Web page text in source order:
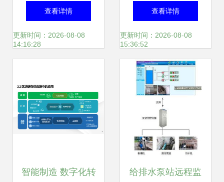
解锁涨薪秘籍，成
就技术巅峰
查看详情
更新时间：2026-08-08
14:16:28
ADC/DAC IC中的
革新 赋能宽带多通
道信息系统集成服
务
查看详情
更新时间：2026-08-08
15:36:52
智能制造 数字化转 给排水泵站远程监